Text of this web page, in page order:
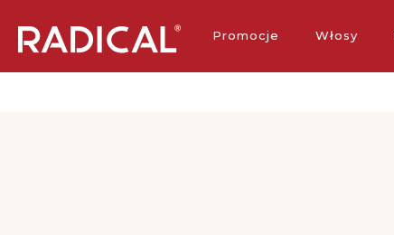
Promocje Włosy